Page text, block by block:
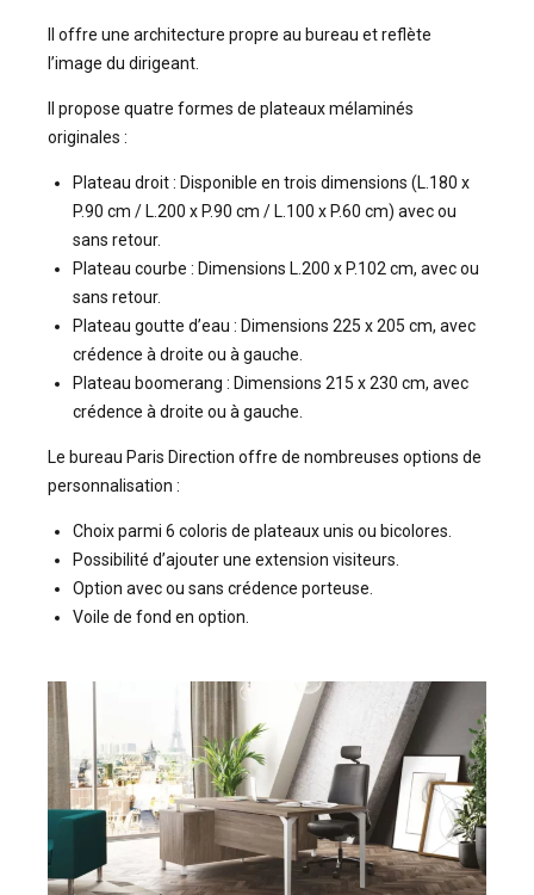
Il offre une architecture propre au bureau et reflète
l’image du dirigeant.
Il propose quatre formes de plateaux mélaminés
originales :
Plateau droit : Disponible en trois dimensions (L.180 x
P.90 cm / L.200 x P.90 cm / L.100 x P.60 cm) avec ou
sans retour.
Plateau courbe : Dimensions L.200 x P.102 cm, avec ou
sans retour.
Plateau goutte d’eau : Dimensions 225 x 205 cm, avec
crédence à droite ou à gauche.
Plateau boomerang : Dimensions 215 x 230 cm, avec
crédence à droite ou à gauche.
Le bureau Paris Direction offre de nombreuses options de
personnalisation :
Choix parmi 6 coloris de plateaux unis ou bicolores.
Possibilité d’ajouter une extension visiteurs.
Option avec ou sans crédence porteuse.
Voile de fond en option.